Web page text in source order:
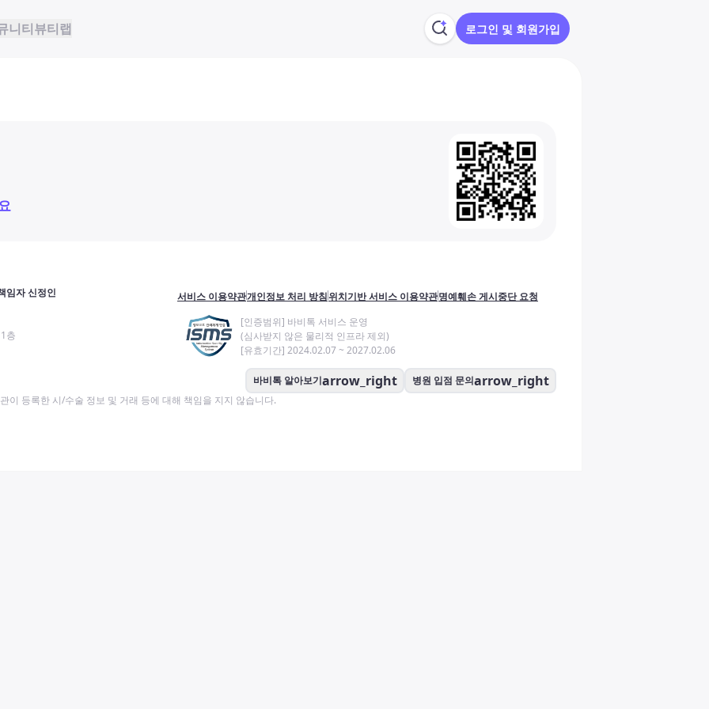
니티뷰티랩 로그인 및 회원가입
임자 신정인
층
서비스 이용약관개인정보 처리 방침위치기반 서비스 이용약관명예훼손 게시중단 요청
[인증범위] 바비톡 서비스 운영
(심사받지 않은 물리적 인프라 제외)
[유효기간] 2024.02.07 ~ 2027.02.06
바비톡 알아보기arrow_right 병원 입점 문의arrow_right
이 등록한 시/수술 정보 및 거래 등에 대해 책임을 지지 않습니다.